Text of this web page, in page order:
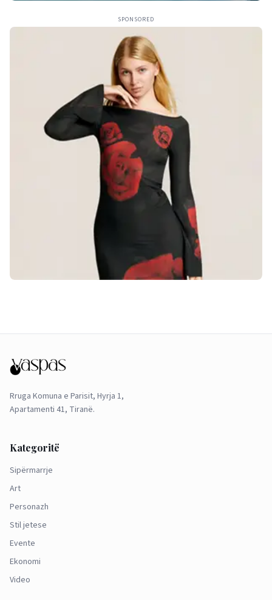
SPONSORED
Rruga Komuna e Parisit, Hyrja 1,
Apartamenti 41, Tiranë.
Kategoritë
Sipërmarrje
Art
Personazh
Stil jetese
Evente
Ekonomi
Video